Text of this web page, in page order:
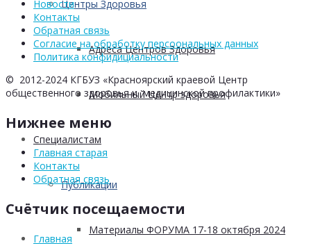
Центры Здоровья
Адреса Центров Здоровья
Мобильный Центр здоровья
Cпециалистам
Публикации
Материалы ФОРУМА 17-18 октября 2024
Новости
Контакты
Обратная связь
Согласие на обработку персоональных данных
Политика конфидициальности
© 2012-2024 КГБУЗ «Красноярский краевой Центр
общественного здоровья и медицинской профилактики»
Нижнее меню
Главная старая
Контакты
Обратная связь
Счётчик посещаемости
Главная